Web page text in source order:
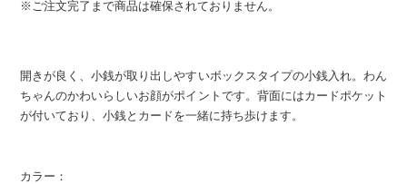
※ご注文完了まで商品は確保されておりません。
開きが良く、小銭が取り出しやすいボックスタイプの小銭入れ。わん
ちゃんのかわいらしいお顔がポイントです。背面にはカードポケット
が付いており、小銭とカードを一緒に持ち歩けます。
カラー：